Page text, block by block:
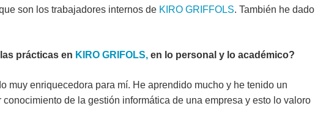
son los trabajadores internos de KIRO GRIFFOLS. También he dado
prácticas en KIRO GRIFOLS, en lo personal y lo académico?
muy enriquecedora para mí. He aprendido mucho y he tenido un
de la gestión informática de una empresa y esto lo valoro